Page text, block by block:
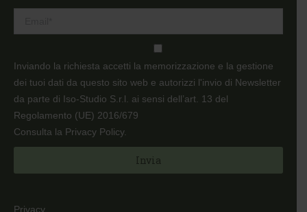
windowwindow
Inviando la richiesta accetti la memorizzazione e la gestione
dei tuoi dati da questo sito web e autorizzi l'invio di Newsletter
da parte di Iso-Studio S.r.l. ai sensi dell’art. 13 del
Regolamento (UE) 2016/679
Consulta la Privacy Policy.
Privacy